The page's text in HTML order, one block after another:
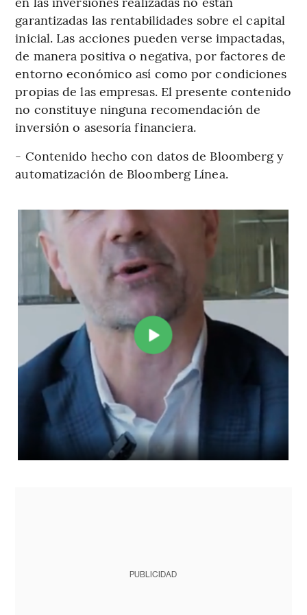
garantizadas las rentabilidades sobre el capital
inicial. Las acciones pueden verse impactadas,
de manera positiva o negativa, por factores de
entorno económico así como por condiciones
propias de las empresas. El presente contenido
no constituye ninguna recomendación de
inversión o asesoría financiera.
- Contenido hecho con datos de Bloomberg y
automatización de Bloomberg Línea.
PUBLICIDAD